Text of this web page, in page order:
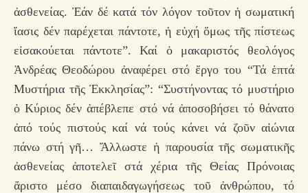
ἀσθενείας. Ἐάν δέ κατά τόν λόγον τοῦτον ἡ σωματική
ἴασις δέν παρέχεται πάντοτε, ἡ εὐχή ὅμως τῆς πίστεως
εἰσακούεται πάντοτε”. Καί ὁ μακαριστός θεολόγος
Ἀνδρέας Θεοδώρου ἀναφέρει στό ἔργο του “Τά ἑπτά
Μυστήρια τῆς Ἐκκλησίας”: “Συστήνοντας τό μυστήριο
ὁ Κύριος δέν ἀπέβλεπε στό νά ἀποσοβήσει τό θάνατο
ἀπό τούς πιστούς καί νά τούς κάνει νά ζοῦν αἰώνια
πάνω στή γῆ… Ἄλλωστε ἡ παρουσία τῆς σωματικῆς
ἀσθενείας ἀποτελεῖ στά χέρια τῆς Θείας Πρόνοιας
ἄριστο μέσο διαπαιδαγωγήσεως τοῦ ἀνθρώπου, τό